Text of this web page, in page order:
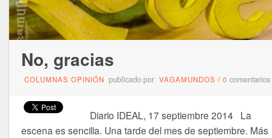
No, gracias
COLUMNAS OPINIÓN publicado por VAGAMUNDOS / 0 comentarios
Diario IDEAL, 17 septiembre 2014 La
escena es sencilla. Una tarde del mes de septiembre. Más